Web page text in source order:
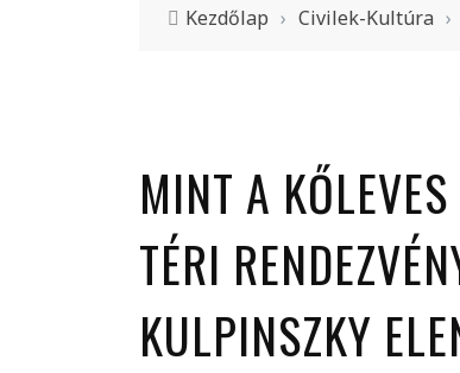
Kezdőlap › Civilek-Kultúra ›
MINT A
TÉRI
KULPINSZKY